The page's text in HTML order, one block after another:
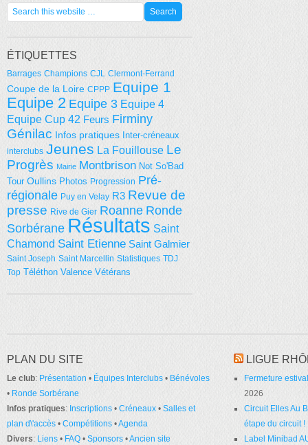
ÉTIQUETTES
Barrages Champions CJL Clermont-Ferrand
Coupe de la Loire CPPP Equipe 1
Equipe 2 Equipe 3 Equipe 4
Equipe Cup 42 Feurs Firminy
Génilac Infos pratiques Inter-créneaux
interclubs Jeunes La Fouillouse Le
Progrès Mairie Montbrison Not So'Bad
Tour Oullins Photos Progression Pré-
régionale Puy en Velay R3 Revue de
presse Rive de Gier Roanne Ronde
Sorbérane Résultats Saint
Chamond Saint Etienne Saint Galmier
Saint Joseph Saint Marcellin Statistiques TDJ
Top Téléthon Valence Vétérans
PLAN DU SITE
Le club: Présentation • Équipes Interclubs • Bénévoles
• Ronde Sorbérane
Infos pratiques: Inscriptions • Créneaux • Salles et
plan d\'accès • Compétitions •Agenda
Divers: Liens • FAQ • Sponsors •Ancien site
LIGUE
Fermeture
2026
Circuit Elles Au
étape du circuit !
Label Minibad